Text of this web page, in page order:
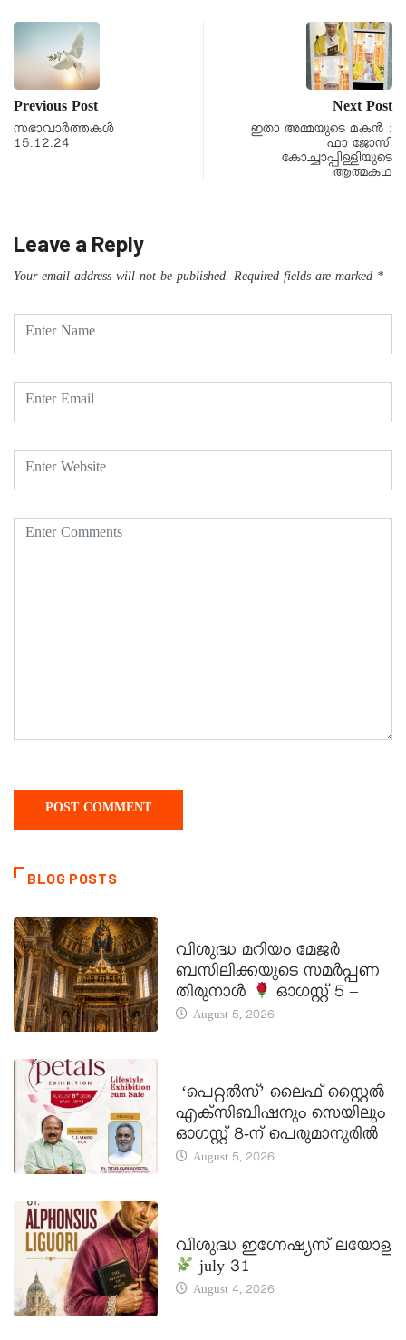
Previous Post
സഭാവാര്‍ത്തകള്‍
15.12.24
Next Post
ഇതാ അമ്മയുടെ മകന്‍ :
ഫാ ജോസി
കോച്ചാപ്പിള്ളിയുടെ
ആത്മകഥ
Leave a Reply
Your email address will not be published. Required fields are marked *
BLOG POSTS
വിശുദ്ധ മറിയം മേജർ
ബസിലിക്കയുടെ സമർപ്പണ
തിരുനാൾ
ഓഗസ്റ്റ് 5 –
August 5, 2026
‘പെറ്റൽസ്’ ലൈഫ് സ്റ്റൈൽ
എക്സിബിഷനും സെയിലും
ഓഗസ്റ്റ് 8-ന് പെരുമാനൂരിൽ
August 5, 2026
വിശുദ്ധ ഇഗ്നേഷ്യസ് ലയോള
july 31
August 4, 2026